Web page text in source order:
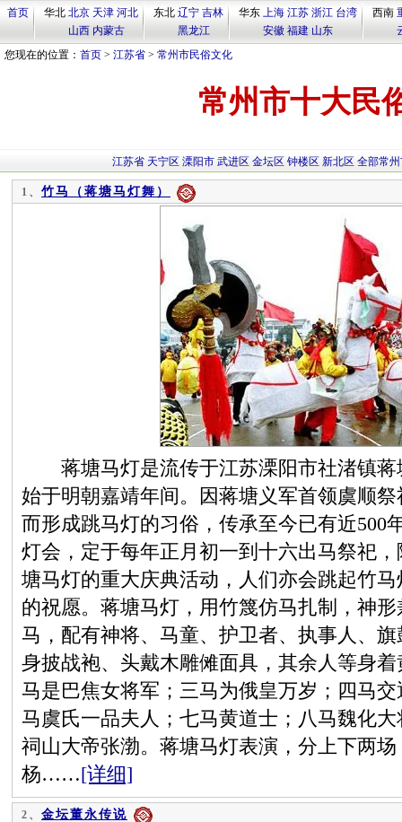
首页 华北 北京 天津 河北
山西 内蒙古
东北 辽宁 吉林
黑龙江
华东 上海 江苏 浙江 台湾
安徽 福建 山东
西南
您现在的位置： 首页 > 江苏省 > 常州市民俗文化
常州市十大民
江苏省 天宁区 溧阳市 武进区 金坛区 钟楼区 新北区 全部常
1、 竹马（蒋塘马灯舞）
蒋塘马灯是流传于江苏溧阳市社渚镇蒋
始于明朝嘉靖年间。因蒋塘义军首领虞顺
而形成跳马灯的习俗，传承至今已有近500
灯会，定于每年正月初一到十六出马祭祀
塘马灯的重大庆典活动，人们亦会跳起竹
的祝愿。蒋塘马灯，用竹篾仿马扎制，神
马，配有神将、马童、护卫者、执事人、
身披战袍、头戴木雕傩面具，其余人等身
马是巴焦女将军；三马为俄皇万岁；四马
马虞氏一品夫人；七马黄道士；八马魏化
祠山大帝张渤。蒋塘马灯表演，分上下两
杨……[详细]
2、 金坛董永传说